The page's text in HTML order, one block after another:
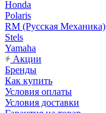
Honda
Polaris
RM (Русская Механика)
Stels
Yamaha
Акции
Бренды
Как купить
Условия оплаты
Условия доставки